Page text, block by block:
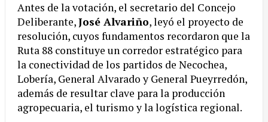
Antes de la votación, el secretario del Concejo
Deliberante,José Alvariño, leyó el proyecto de
resolución, cuyos fundamentos recordaron que la
Ruta 88 constituye un corredor estratégico para
la conectividad de los partidos de Necochea,
Lobería, General Alvarado y General Pueyrredón,
además de resultar clave para la producción
agropecuaria, el turismo y la logística regional.